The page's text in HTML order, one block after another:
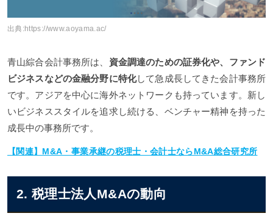
出典:https://www.aoyama.ac/
青山綜合会計事務所は、 資金調達のための証券化や、ファンド
ビジネスなどの金融分野に特化して急成長してきた会計事務所
です。アジアを中心に海外ネットワークも持っています。新し
いビジネススタイルを追求し続ける、ベンチャー精神を持った
成長中の事務所です。
【関連】M&A・事業承継の税理士・会計士ならM&A総合研究所
2. 税理士法人M&Aの動向